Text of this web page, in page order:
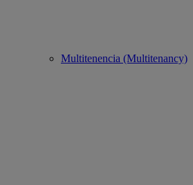
Multitenencia (Multitenancy)